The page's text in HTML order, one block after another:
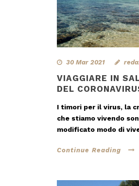
30 Mar 2021
VIAGGIARE IN
DEL
I timori per il virus, la
che stiamo vivendo
modificato modo di
Continue Reading